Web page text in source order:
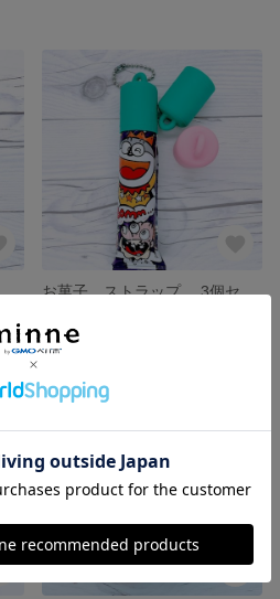
ム機 ＆ コントローラ ２点セット
お菓子 ストラップ 3個セット